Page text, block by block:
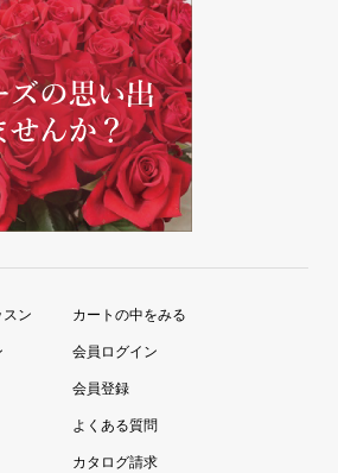
スン カートの中をみる
会員ログイン
会員登録
よくある質問
カタログ請求